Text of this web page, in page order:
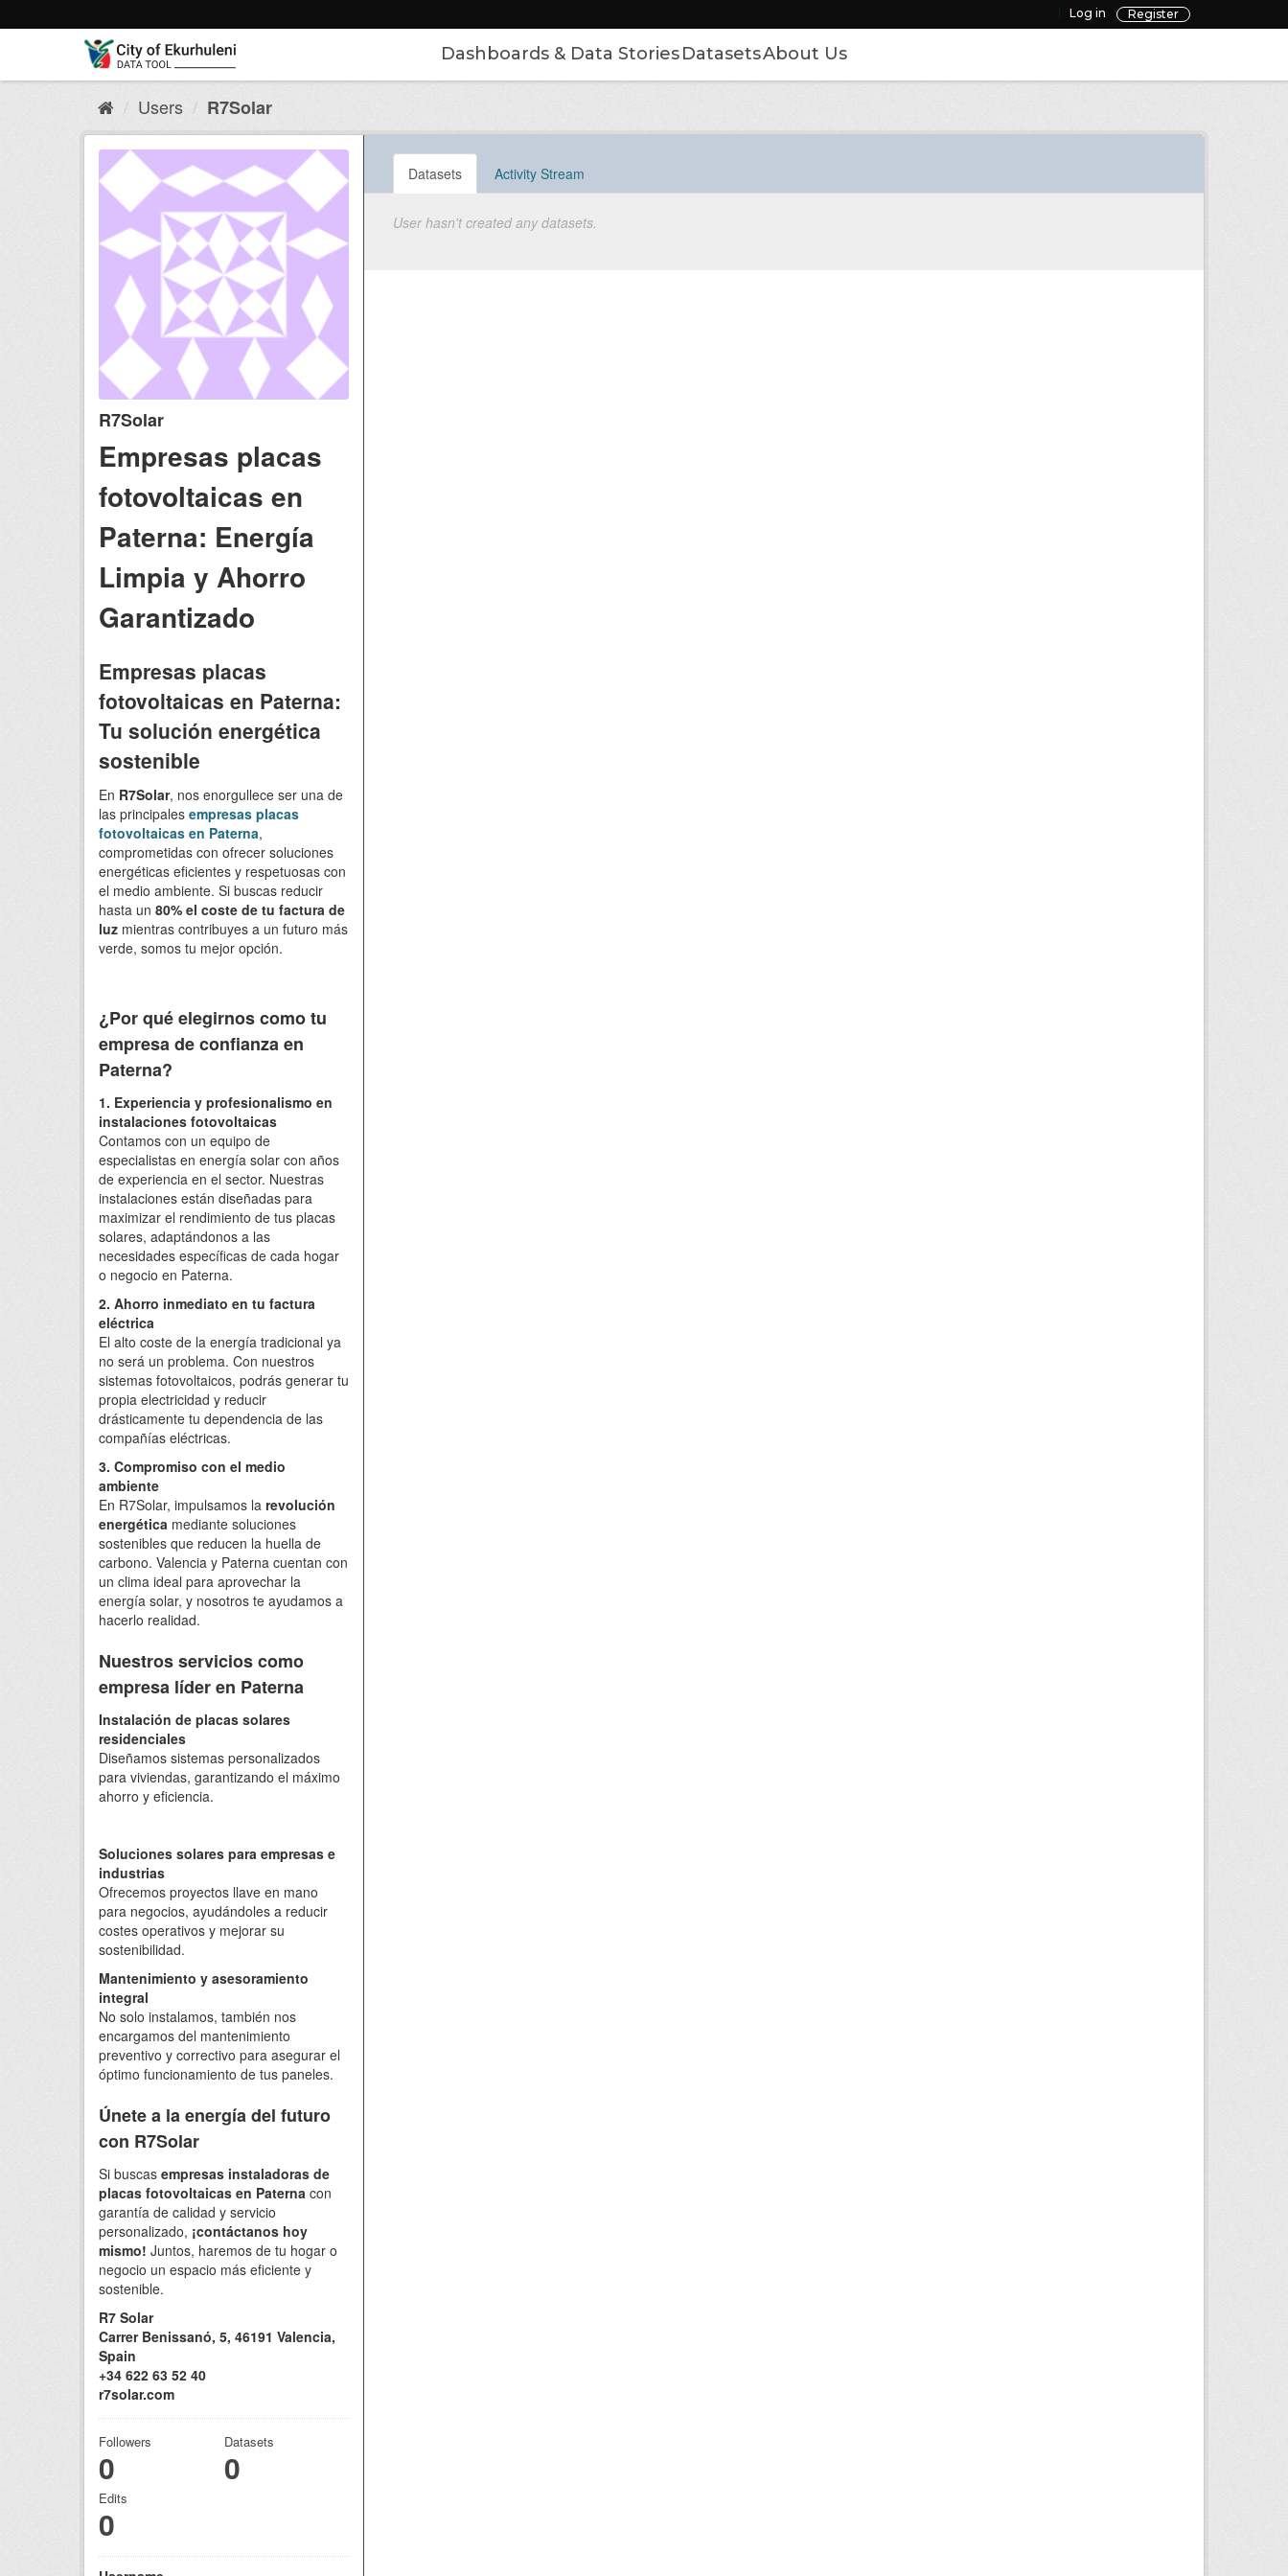
to
Log in Register
Dashboards & Data StoriesDatasetsAbout Us
Users R7Solar
R7Solar
Empresas placas
fotovoltaicas en
Paterna: Energía
Limpia y Ahorro
Garantizado
Empresas placas
fotovoltaicas en Paterna:
Tu solución energética
sostenible
En R7Solar, nos enorgullece ser una de
las principales empresas placas
fotovoltaicas en Paterna,
comprometidas con ofrecer soluciones
energéticas eficientes y respetuosas con
el medio ambiente. Si buscas reducir
hasta un 80% el coste de tu factura de
luz mientras contribuyes a un futuro más
verde, somos tu mejor opción.
¿Por qué elegirnos como tu
empresa de confianza en
Paterna?
1. Experiencia y profesionalismo en
instalaciones fotovoltaicas
Contamos con un equipo de
especialistas en energía solar con años
de experiencia en el sector. Nuestras
instalaciones están diseñadas para
maximizar el rendimiento de tus placas
solares, adaptándonos a las
necesidades específicas de cada hogar
o negocio en Paterna.
2. Ahorro inmediato en tu factura
eléctrica
El alto coste de la energía tradicional ya
no será un problema. Con nuestros
sistemas fotovoltaicos, podrás generar tu
propia electricidad y reducir
drásticamente tu dependencia de las
compañías eléctricas.
3. Compromiso con el medio
ambiente
En R7Solar, impulsamos la revolución
energética mediante soluciones
sostenibles que reducen la huella de
carbono. Valencia y Paterna cuentan con
un clima ideal para aprovechar la
energía solar, y nosotros te ayudamos a
hacerlo realidad.
Nuestros servicios como
empresa líder en Paterna
Instalación de placas solares
residenciales
Diseñamos sistemas personalizados
para viviendas, garantizando el máximo
ahorro y eficiencia.
Soluciones solares para empresas e
industrias
Ofrecemos proyectos llave en mano
para negocios, ayudándoles a reducir
costes operativos y mejorar su
sostenibilidad.
Mantenimiento y asesoramiento
integral
No solo instalamos, también nos
encargamos del mantenimiento
preventivo y correctivo para asegurar el
óptimo funcionamiento de tus paneles.
Únete a la energía del futuro
con R7Solar
Si buscas empresas instaladoras de
placas fotovoltaicas en Paterna con
garantía de calidad y servicio
personalizado, ¡contáctanos hoy
mismo! Juntos, haremos de tu hogar o
negocio un espacio más eficiente y
sostenible.
R7 Solar
Carrer Benissanó, 5, 46191 Valencia,
Spain
+34 622 63 52 40
r7solar.com
Followers
0
Datasets
0
Edits
0
Datasets Activity Stream
User hasn't created any datasets.